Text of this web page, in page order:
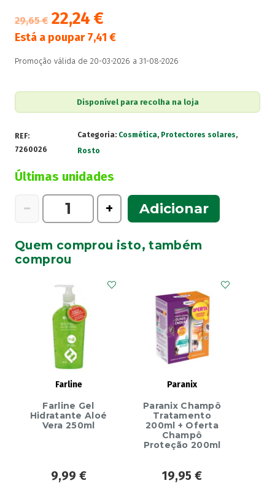
29,65€ 22,24 €
Está a poupar7,41 €
Promoção válida de 20-03-2026 a 31-08-2026
Disponível para recolha na loja
REF:
7260026
Categoria: Cosmética, Protectores solares,
Rosto
Últimas unidades
−
Quantidade
Roche
Posay
SPF50+
+ Adicionar
Quem comprou isto, também
comprou
Farline
Farline Gel
Hidratante Aloé
Vera 250ml
9,99 €
Paranix
Paranix Champô
Tratamento
200ml + Oferta
Champô
Proteção 200ml
19,95 €